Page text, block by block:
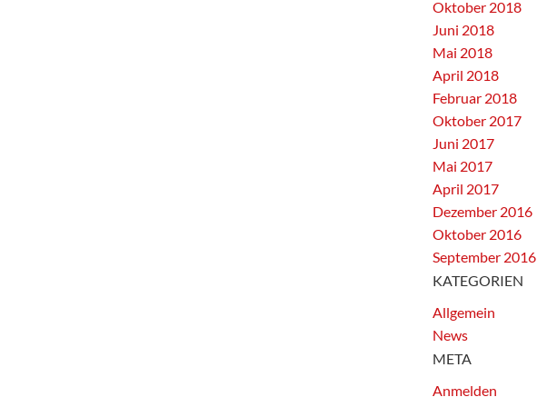
Oktober 2018
Juni 2018
Mai 2018
April 2018
Februar 2018
Oktober 2017
Juni 2017
Mai 2017
April 2017
Dezember 2016
Oktober 2016
September 2016
KATEGORIEN
Allgemein
News
META
Anmelden